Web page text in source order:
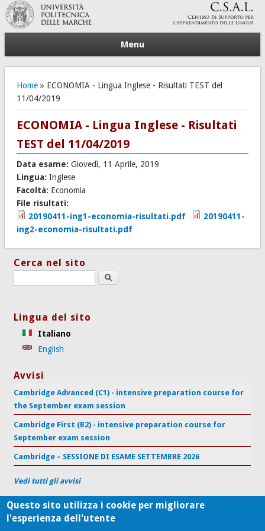
Menu
Tu sei qui
Home» ECONOMIA - Lingua Inglese - Risultati TEST del
11/04/2019
ECONOMIA - Lingua Inglese - Risultati
TEST del 11/04/2019
Data esame: Giovedì, 11 Aprile, 2019
Lingua: Inglese
Facoltà: Economia
File risultati:
20190411-ing1-economia-risultati.pdf
20190411-
ing2-economia-risultati.pdf
Cerca nel sito
Search this site
Lingua del sito
Italiano
English
Avvisi
Cambridge Advanced (C1) - intensive preparation course for
the September exam session
Cambridge First (B2) - intensive preparation course for
September exam session
Cambridge – SESSIONE DI ESAME SETTEMBRE 2026
Vedi tutti gli avvisi
Centro di Supporto per l'Apprendimento delle Lingue
Questo sito utilizza i cookie per migliorare
l'esperienza dell'utente